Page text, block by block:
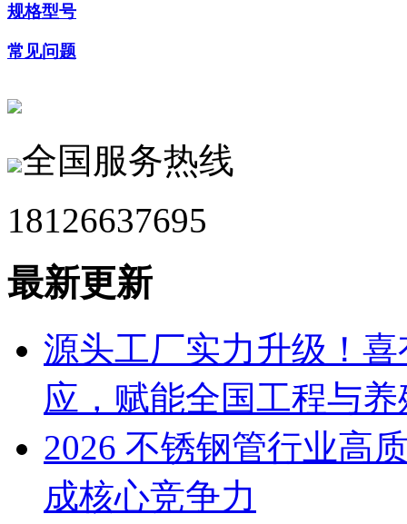
规格型号
常见问题
全国服务热线
18126637695
最新更新
源头工厂实力升级！
应，赋能全国工程与
2026 不锈钢管行业高
成核心竞争力